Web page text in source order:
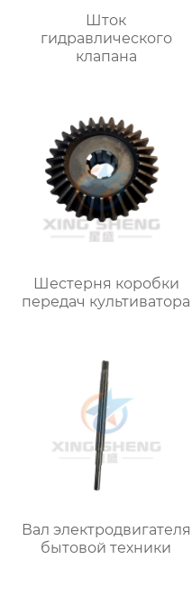
Шток
гидравлического
клапана
Шестерня коробки
передач культиватора
Вал электродвигателя
бытовой техники